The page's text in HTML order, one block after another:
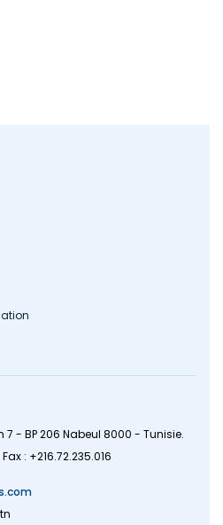
7 - BP 206 Nabeul 8000 - Tunisie.
Fax : +216.72.235.016